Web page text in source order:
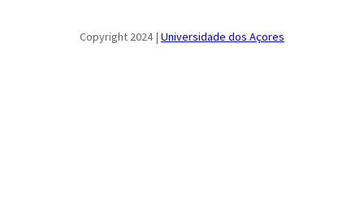
Copyright 2024 | Universidade dos Açores